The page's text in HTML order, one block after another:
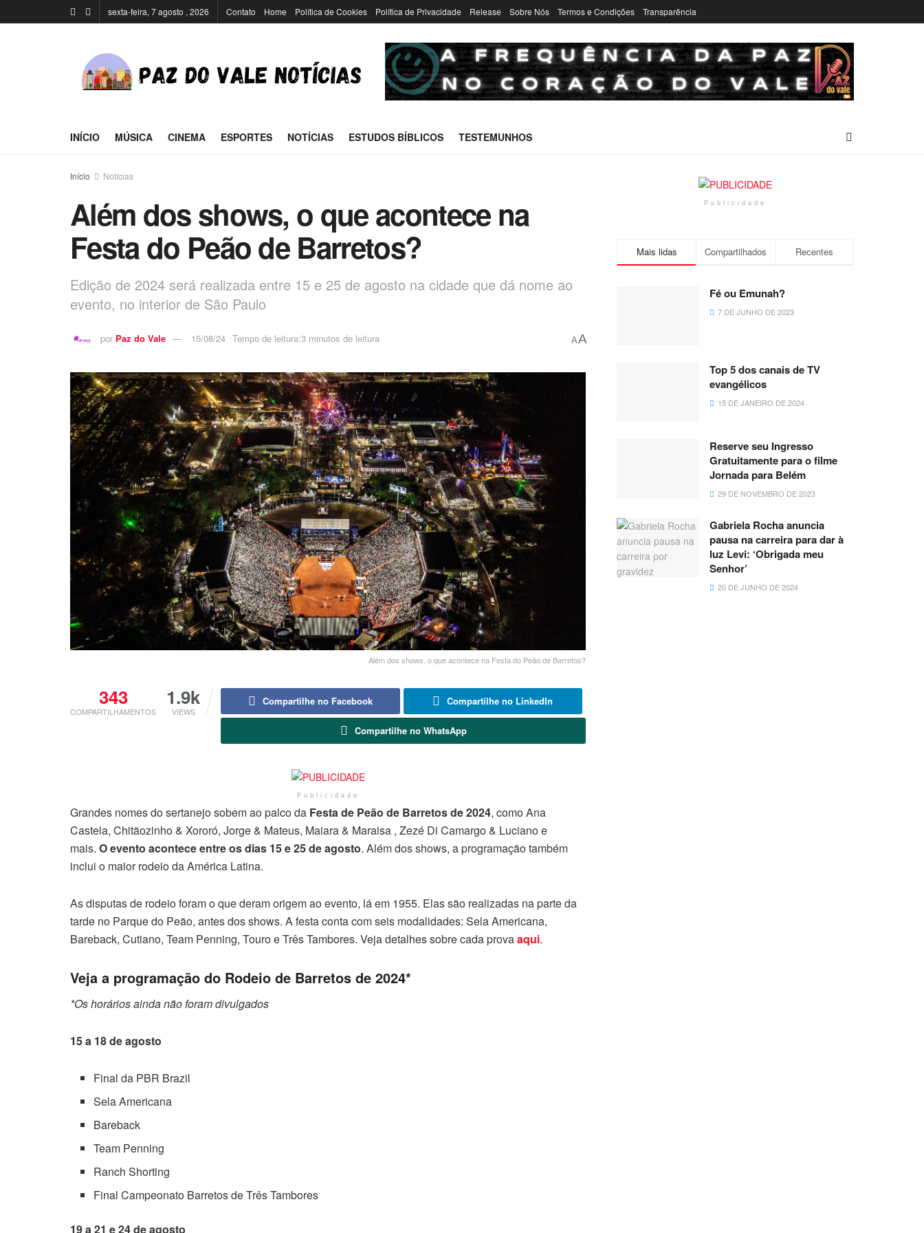
sexta-feira, 7 agosto , 2026 Contato Home Política de Cookies Política de Privacidade Release Sobre Nós Termos e Condições Transparência
INÍCIO MÚSICA CINEMA ESPORTES NOTÍCIAS ESTUDOS BÍBLICOS TESTEMUNHOS
Início Notícias
Além dos shows, o que acontece na
Festa do Peão de Barretos?
Edição de 2024 será realizada entre 15 e 25 de agosto na cidade que dá nome ao
evento, no interior de São Paulo
por Paz do Vale 15/08/24 Tempo de leitura:3 minutos de leitura AA
Além dos shows, o que acontece na Festa do Peão de Barretos?
343
COMPARTILHAMENTOS
1.9k
VIEWS
Compartilhe no Facebook Compartilhe no LinkedIn
Compartilhe no WhatsApp
Publicidade
Grandes nomes do sertanejo sobem ao palco da Festa de Peão de Barretos de 2024, como Ana
Castela, Chitãozinho & Xororó, Jorge & Mateus, Maiara & Maraisa , Zezé Di Camargo & Luciano e
mais. O evento acontece entre os dias 15 e 25 de agosto. Além dos shows, a programação também
inclui o maior rodeio da América Latina.
As disputas de rodeio foram o que deram origem ao evento, lá em 1955. Elas são realizadas na parte da
tarde no Parque do Peão, antes dos shows. A festa conta com seis modalidades: Sela Americana,
Bareback, Cutiano, Team Penning, Touro e Três Tambores. Veja detalhes sobre cada provaaqui.
Veja a programação do Rodeio de Barretos de 2024*
*Os horários ainda não foram divulgados
15 a 18 de agosto
Final da PBR Brazil
Sela Americana
Bareback
Team Penning
Ranch Shorting
Final Campeonato Barretos de Três Tambores
19 a 21 e 24 de agosto
Publicidade
Mais lidas Compartilhados Recentes
Fé ou Emunah?
7 DE JUNHO DE 2023
Top 5 dos canais de TV
evangélicos
15 DE JANEIRO DE 2024
Reserve seu Ingresso
Gratuitamente para o filme
Jornada para Belém
29 DE NOVEMBRO DE 2023
Gabriela Rocha anuncia
pausa na carreira para dar à
luz Levi: ‘Obrigada meu
Senhor’
20 DE JUNHO DE 2024